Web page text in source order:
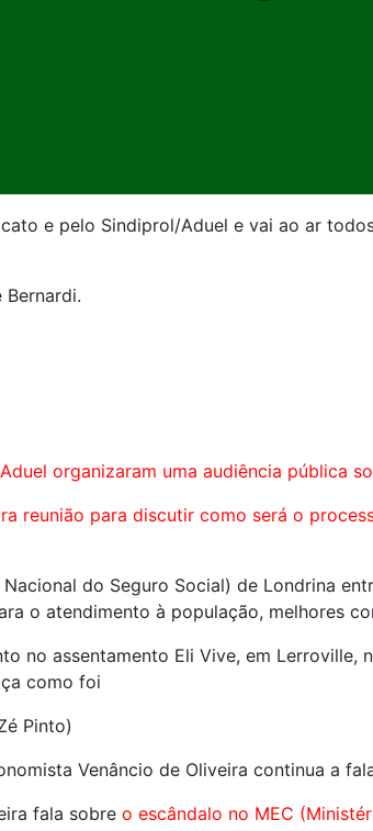
e pelo Sindiprol/Aduel e vai ao ar
Bernardi.
organizaram uma audiência pública
reunião para discutir como será o
do Seguro Social) de Londrina
o atendimento à população, melhores
no assentamento Eli Vive, em
como foi
Pinto)
Venâncio de Oliveira continua a
fala sobre o escândalo no MEC